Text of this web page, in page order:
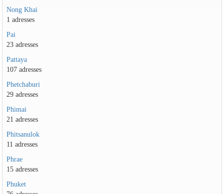
Nong Khai
1 adresses
Pai
23 adresses
Pattaya
107 adresses
Phetchaburi
29 adresses
Phimai
21 adresses
Phitsanulok
11 adresses
Phrae
15 adresses
Phuket